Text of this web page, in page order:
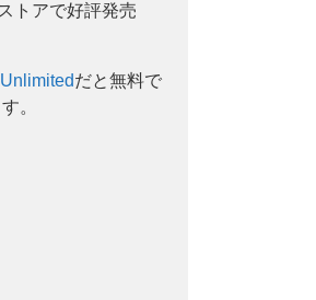
トアで好評発売
だと無料で
。